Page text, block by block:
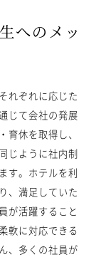
へのメッ
れぞれに応じた
じて会社の発展
育休を取得し、
じように社内制
す。ホテルを利
、満足していた
が活躍すること
軟に対応できる
、多くの社員が